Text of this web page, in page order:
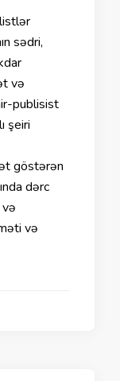
sədri,
və
publisist
şeiri
göstərən
dərc
və